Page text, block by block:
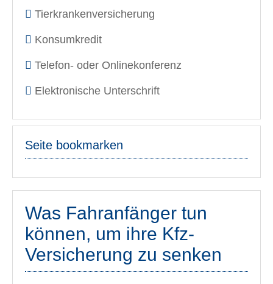
Tierkrankenversicherung
Konsumkredit
Telefon- oder Onlinekonferenz
Elektronische Unterschrift
Seite bookmarken
Was Fahranfänger tun
können, um ihre Kfz-
Versicherung zu senken